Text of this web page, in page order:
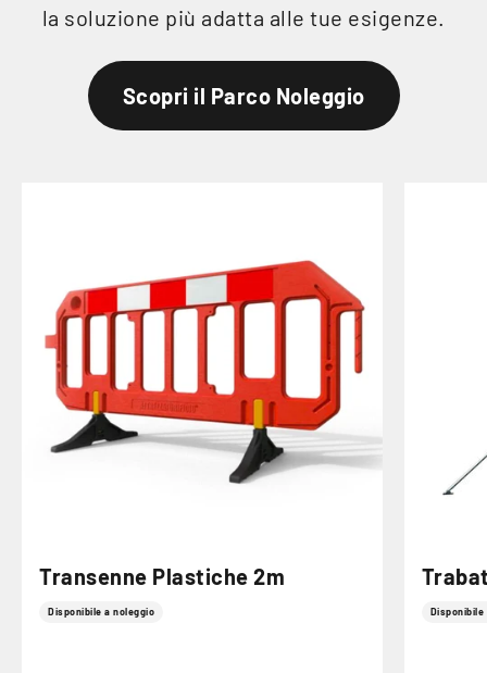
la soluzione più adatta alle tue esigenze.
Scopri il Parco Noleggio
Transenne Plastiche 2m
Disponibile a noleggio Disponibile